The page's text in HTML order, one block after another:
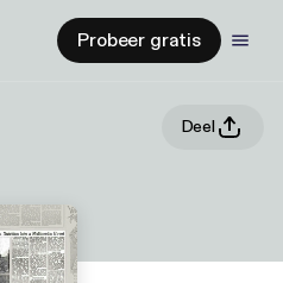
Probeer gratis
Deel